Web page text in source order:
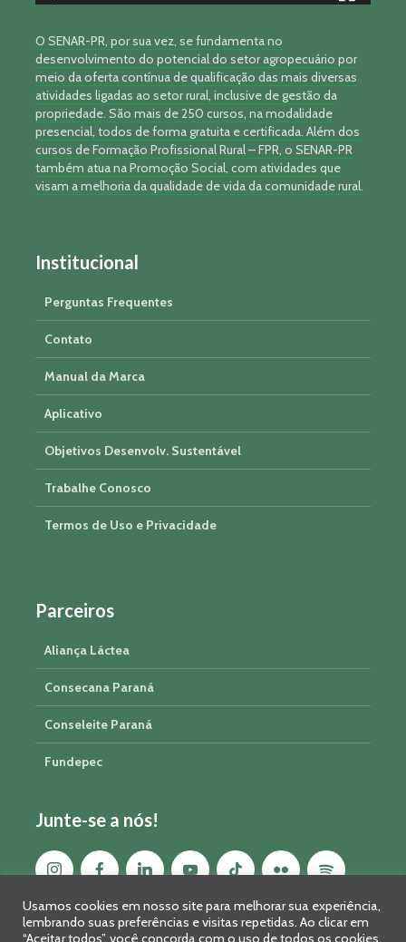
O SENAR-PR, por sua vez, se fundamenta no
desenvolvimento do potencial do setor agropecuário por
meio da oferta contínua de qualificação das mais diversas
atividades ligadas ao setor rural, inclusive de gestão da
propriedade. São mais de 250 cursos, na modalidade
presencial, todos de forma gratuita e certificada. Além dos
cursos de Formação Profissional Rural – FPR, o SENAR-PR
também atua na Promoção Social, com atividades que
visam a melhoria da qualidade de vida da comunidade rural.
Institucional
Perguntas Frequentes
Contato
Manual da Marca
Aplicativo
Objetivos Desenvolv. Sustentável
Trabalhe Conosco
Termos de Uso e Privacidade
Parceiros
Aliança Láctea
Consecana Paraná
Conseleite Paraná
Fundepec
Junte-se a nós!
Usamos cookies em nosso site para melhorar sua experiência,
lembrando suas preferências e visitas repetidas. Ao clicar em
“Aceitar todos”, você concorda com o uso de todos os cookies.